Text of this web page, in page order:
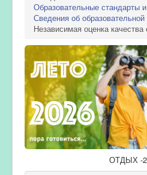
Образовательные стандарты
Сведения об образовательной
Независимая оценка качества
ОТДЫХ -